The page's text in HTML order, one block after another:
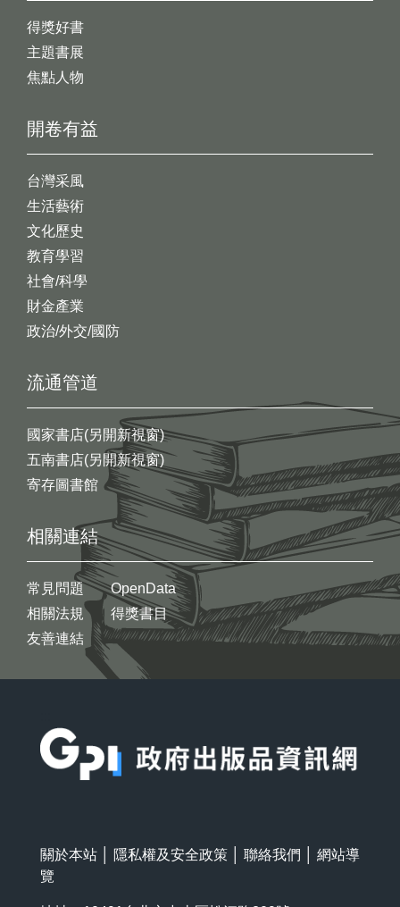
開卷有益
台灣采風
生活藝術
文化歷史
教育學習
社會/科學
財金產業
政治/外交/國防
得獎好書
主題書展
焦點人物
流通管道
國家書店(另開新視窗)
五南書店(另開新視窗)
寄存圖書館
相關連結
常見問題
相關法規
友善連結
OpenData
得獎書目
關於本站 隱私權及安全政策 聯絡我們
網站導
覽